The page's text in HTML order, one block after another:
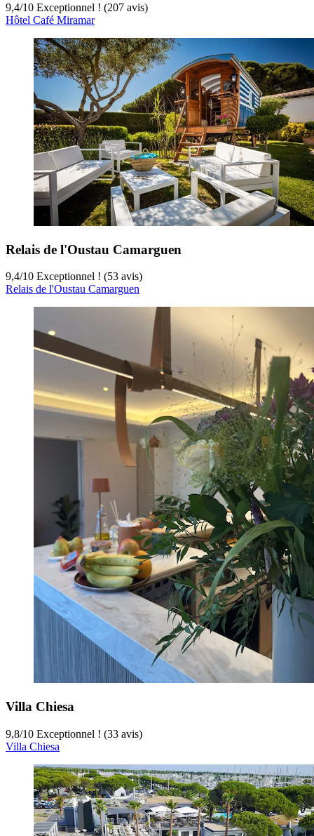
9,4/10 Exceptionnel ! (207 avis)
Hôtel Café Miramar
Relais de l'Oustau Camarguen
9,4/10 Exceptionnel ! (53 avis)
Relais de l'Oustau Camarguen
Villa Chiesa
9,8/10 Exceptionnel ! (33 avis)
Villa Chiesa